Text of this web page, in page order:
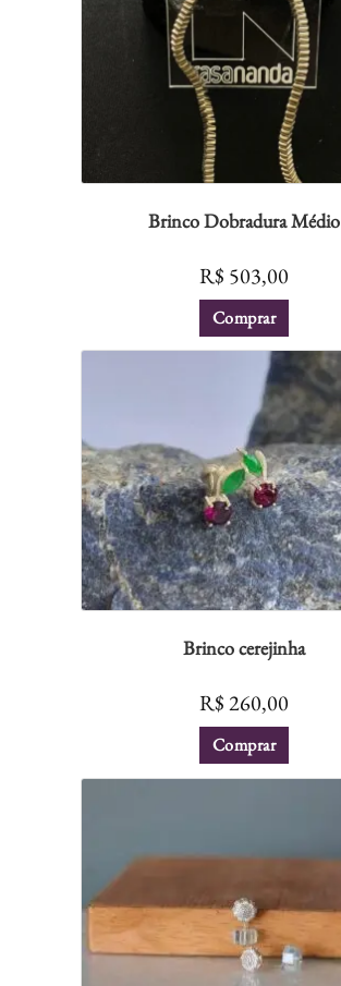
Brinco Dobradura Médio
R$ 503,00
Comprar
Brinco cerejinha
R$260,00
Comprar